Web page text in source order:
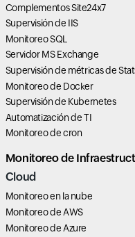
Complementos Site24x7
Supervisión de IIS
Monitoreo SQL
Servidor MS Exchange
Supervisión de métricas de
Monitoreo de Docker
Supervisión de Kubernetes
Automatización de TI
Monitoreo de cron
Monitoreo de
Cloud
Monitoreo en la nube
Monitoreo de AWS
Monitoreo de Azure